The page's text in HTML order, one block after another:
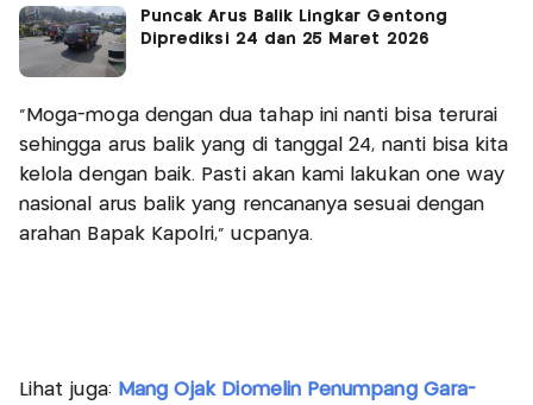
Puncak Arus Balik Lingkar Gentong
Diprediksi 24 dan 25 Maret 2026
"Moga-moga dengan dua tahap ini nanti bisa terurai
sehingga arus balik yang di tanggal 24, nanti bisa kita
kelola dengan baik. Pasti akan kami lakukan one way
nasional arus balik yang rencananya sesuai dengan
arahan Bapak Kapolri," ucpanya.
Lihat juga: Mang Ojak Diomelin Penumpang Gara-